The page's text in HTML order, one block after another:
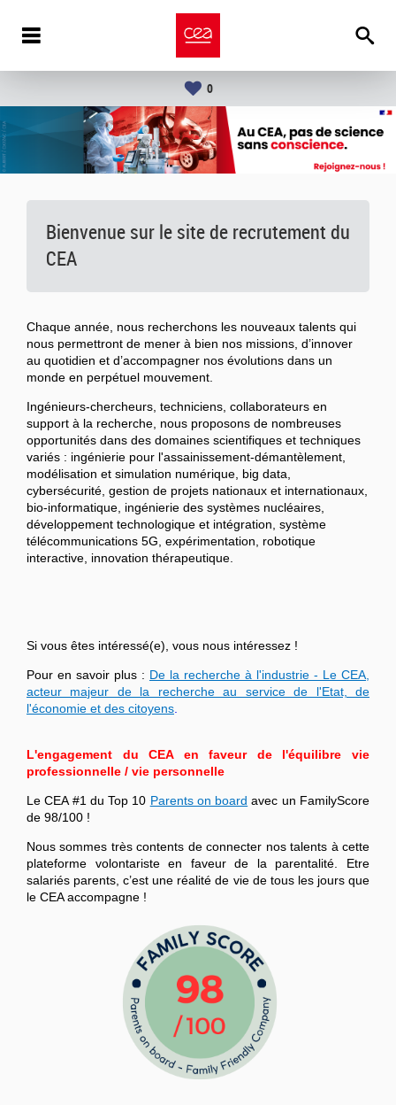
0
Bienvenue sur le site de recrutement du
CEA
Chaque année, nous recherchons les nouveaux talents qui
nous permettront de mener à bien nos missions, d’innover
au quotidien et d’accompagner nos évolutions dans un
monde en perpétuel mouvement.
Ingénieurs-chercheurs, techniciens, collaborateurs en
support à la recherche, nous proposons de nombreuses
opportunités dans des domaines scientifiques et techniques
variés : ingénierie pour l'assainissement-démantèlement,
modélisation et simulation numérique, big data,
cybersécurité, gestion de projets nationaux et internationaux,
bio-informatique, ingénierie des systèmes nucléaires,
développement technologique et intégration, système
télécommunications 5G, expérimentation, robotique
interactive, innovation thérapeutique.
Si vous êtes intéressé(e), vous nous intéressez !
Pour en savoir plus : De la recherche à l'industrie - Le CEA,
acteur majeur de la recherche au service de l'Etat, de
l'économie et des citoyens
L'engagement du CEA en faveur de l'équilibre vie
professionnelle / vie personnelle
Le CEA #1 du Top 10 Parents on board avec un FamilyScore
de 98/100 !
Nous sommes très contents de connecter nos talents à cette
plateforme volontariste en faveur de la parentalité. Etre
salariés parents, c’est une réalité de vie de tous les jours que
le CEA accompagne !